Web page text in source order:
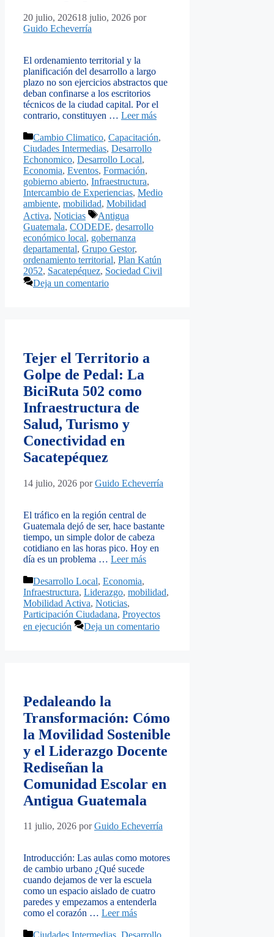
20 julio, 202618 julio, 2026 por
Guido Echeverría
El ordenamiento territorial y la
planificación del desarrollo a largo
plazo no son ejercicios abstractos que
deban confinarse a los escritorios
técnicos de la ciudad capital. Por el
contrario, constituyen … Leer más
Categorías
Cambio Climatico, Capacitación,
Ciudades Intermedias, Desarrollo
Echonomico, Desarrollo Local,
Economia, Eventos, Formación,
gobierno abierto, Infraestructura,
Intercambio de Experiencias, Medio
ambiente, mobilidad, Mobilidad
Activa, Noticias Etiquetas
Antigua
Guatemala, CODEDE, desarrollo
económico local, gobernanza
departamental, Grupo Gestor,
ordenamiento territorial, Plan Katún
2052, Sacatepéquez, Sociedad Civil
Deja un comentario
Tejer el Territorio a
Golpe de Pedal: La
BiciRuta 502 como
Infraestructura de
Salud, Turismo y
Conectividad en
Sacatepéquez
14 julio, 2026 porGuido Echeverría
El tráfico en la región central de
Guatemala dejó de ser, hace bastante
tiempo, un simple dolor de cabeza
cotidiano en las horas pico. Hoy en
día es un problema … Leer más
Categorías
Desarrollo Local, Economia,
Infraestructura, Liderazgo, mobilidad,
Mobilidad Activa, Noticias,
Participación Ciudadana, Proyectos
en ejecución
Deja un comentario
Pedaleando la
Transformación: Cómo
la Movilidad Sostenible
y el Liderazgo Docente
Rediseñan la
Comunidad Escolar en
Antigua Guatemala
11 julio, 2026 porGuido Echeverría
Introducción: Las aulas como motores
de cambio urbano ¿Qué sucede
cuando dejamos de ver la escuela
como un espacio aislado de cuatro
paredes y empezamos a entenderla
como el corazón … Leer más
Categorías